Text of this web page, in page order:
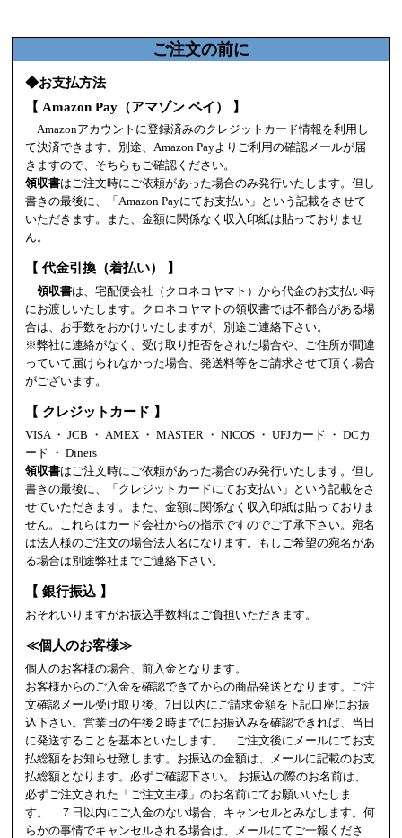
ご注文の前に
◆お支払方法
【 Amazon Pay（アマゾン ペイ） 】
Amazonアカウントに登録済みのクレジットカード情報を利用し
て決済できます。別途、Amazon Payよりご利用の確認メールが届
きますので、そちらもご確認ください。
領収書はご注文時にご依頼があった場合のみ発行いたします。但し
書きの最後に、「Amazon Payにてお支払い」という記載をさせて
いただきます。また、金額に関係なく収入印紙は貼っておりませ
ん。
【 代金引換（着払い） 】
領収書は、宅配便会社（クロネコヤマト）から代金のお支払い時
にお渡しいたします。クロネコヤマトの領収書では不都合がある場
合は、お手数をおかけいたしますが、別途ご連絡下さい。
※弊社に連絡がなく、受け取り拒否をされた場合や、ご住所が間違
っていて届けられなかった場合、発送料等をご請求させて頂く場合
がございます。
【 クレジットカード 】
VISA ・ JCB ・ AMEX ・ MASTER ・ NICOS ・ UFJカード ・ DCカ
ード ・ Diners
領収書はご注文時にご依頼があった場合のみ発行いたします。但し
書きの最後に、「クレジットカードにてお支払い」という記載をさ
せていただきます。また、金額に関係なく収入印紙は貼っておりま
せん。これらはカード会社からの指示ですのでご了承下さい。宛名
は法人様のご注文の場合法人名になります。もしご希望の宛名があ
る場合は別途弊社までご連絡下さい。
【 銀行振込 】
おそれいりますがお振込手数料はご負担いただきます。
≪個人のお客様≫
個人のお客様の場合、前入金となります。
お客様からのご入金を確認できてからの商品発送となります。ご注
文確認メール受け取り後、7日以内にご請求金額を下記口座にお振
込下さい。営業日の午後２時までにお振込みを確認できれば、当日
に発送することを基本といたします。 ご注文後にメールにてお支
払総額をお知らせ致します。お振込の金額は、メールに記載のお支
払総額となります。必ずご確認下さい。 お振込の際のお名前は、
必ずご注文された「ご注文主様」のお名前にてお願いいたしま
す。 ７日以内にご入金のない場合、キャンセルとみなします。何
らかの事情でキャンセルされる場合は、メールにてご一報くださ